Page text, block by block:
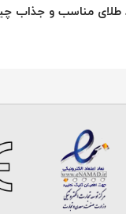
طلای مناسب و جذاب